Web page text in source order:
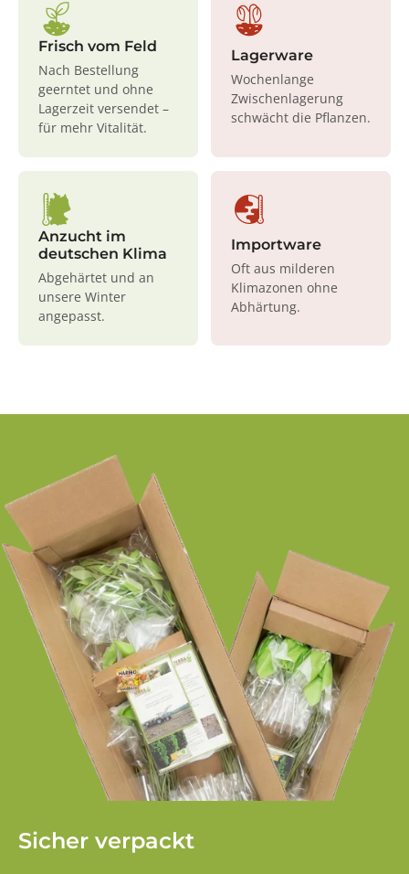
Frisch vom Feld
Nach Bestellung
geerntet und ohne
Lagerzeit versendet –
für mehr Vitalität.
Lagerware
Wochenlange
Zwischenlagerung
schwächt die Pflanzen.
Anzucht im
deutschen Klima
Abgehärtet und an
unsere Winter
angepasst.
Importware
Oft aus milderen
Klimazonen ohne
Abhärtung.
Sicher verpackt